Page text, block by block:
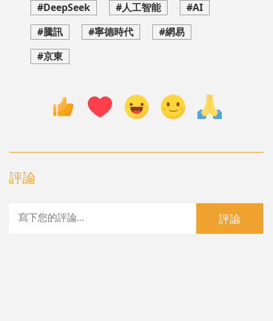
#DeepSeek #人工智能
#AI
#騰訊
#寧德時代
#網易
#京東
評論
評論